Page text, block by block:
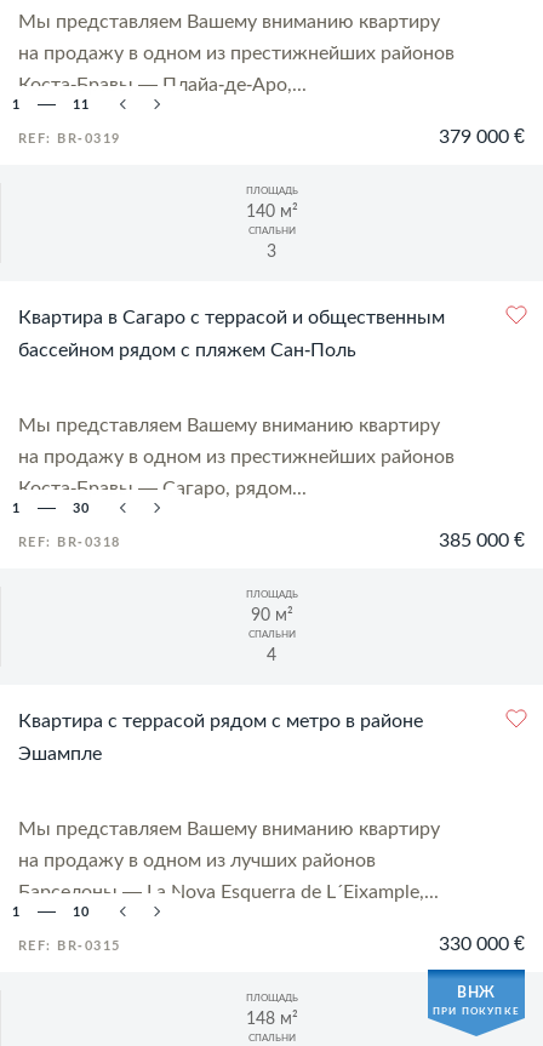
Мы представляем Вашему вниманию квартиру
на продажу в одном из престижнейших районов
Коста-Бравы — Плайа-де-Аро,...
REF: BR-0319 379 000 €
1 11
ПЛОЩАДЬ
140 м²
СПАЛЬНИ
3
Квартира в Сагаро с террасой и общественным
бассейном рядом с пляжем Сан-Поль
Мы представляем Вашему вниманию квартиру
на продажу в одном из престижнейших районов
Коста-Бравы — Сагаро, рядом...
REF: BR-0318 385 000 €
1 30
ПЛОЩАДЬ
90 м²
СПАЛЬНИ
4
Квартира с террасой рядом с метро в районе
Эшампле
Мы представляем Вашему вниманию квартиру
на продажу в одном из лучших районов
Барселоны — La Nova Esquerra de L´Eixample,...
REF: BR-0315 330 000 €
1 10
ВНЖ
ПРИ ПОКУПКЕ
ПЛОЩАДЬ
148 м²
СПАЛЬНИ